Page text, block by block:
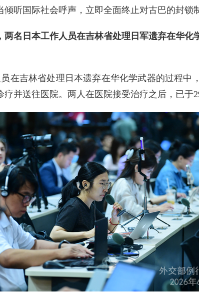
听国际社会呼声，立即全面终止对古巴的封锁
两名日本工作人员在吉林省处理日军遗弃在华化
在吉林省处理日本遗弃在华化学武器的过程中
并送往医院。两人在医院接受治疗之后，已于